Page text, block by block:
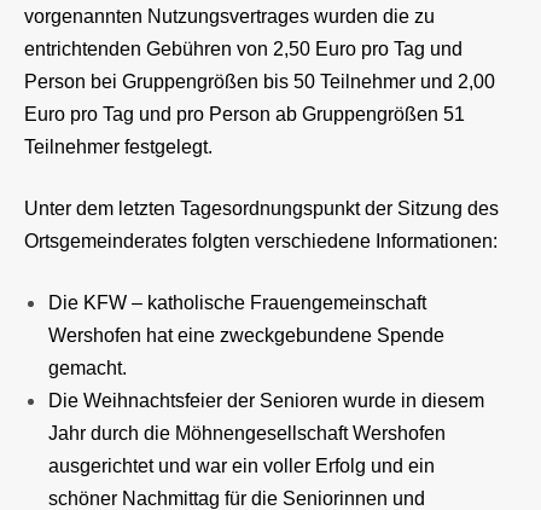
vorgenannten Nutzungsvertrages wurden die zu
entrichtenden Gebühren von 2,50 Euro pro Tag und
Person bei Gruppengrößen bis 50 Teilnehmer und 2,00
Euro pro Tag und pro Person ab Gruppengrößen 51
Teilnehmer festgelegt.
Unter dem letzten Tagesordnungspunkt der Sitzung des
Ortsgemeinderates folgten verschiedene Informationen:
Die KFW – katholische Frauengemeinschaft
Wershofen hat eine zweckgebundene Spende
gemacht.
Die Weihnachtsfeier der Senioren wurde in diesem
Jahr durch die Möhnengesellschaft Wershofen
ausgerichtet und war ein voller Erfolg und ein
schöner Nachmittag für die Seniorinnen und